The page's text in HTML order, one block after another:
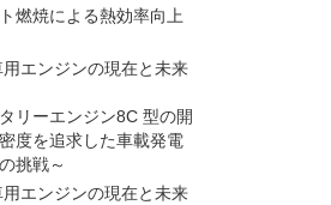
燃焼による熱効率向上
エンジンの現在と未来
リーエンジン8C 型の開
度を追求した車載発電
挑戦～
エンジンの現在と未来